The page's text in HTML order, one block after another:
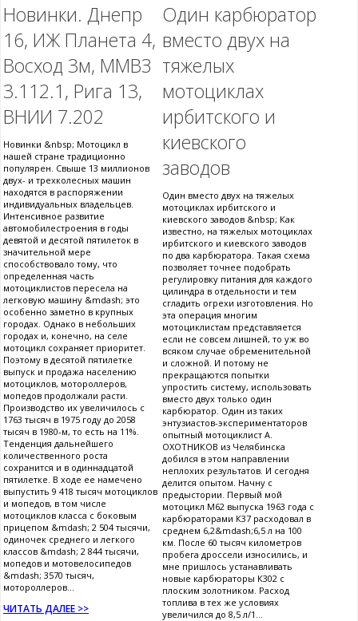
Новинки. Днепр
16, ИЖ Планета 4,
Восход 3м, ММВЗ
3.112.1, Рига 13,
ВНИИ 7.202
Новинки &nbsp; Мотоцикл в
нашей стране традиционно
популярен. Свыше 13 миллионов
двух- и трехколесных машин
находятся в распоряжении
индивидуальных владельцев.
Интенсивное развитие
автомобилестроения в годы
девятой и десятой пятилеток в
значительной мере
способствовало тому, что
определенная часть
мотоциклистов пересела на
легковую машину &mdash; это
особенно заметно в крупных
городах. Однако в небольших
городах и, конечно, на селе
мотоцикл сохраняет приоритет.
Поэтому в десятой пятилетке
выпуск и продажа населению
мотоциклов, мотороллеров,
мопедов продолжали расти.
Производство их увеличилось с
1763 тысяч в 1975 году до 2058
тысяч в 1980-м, то есть на 11%.
Тенденция дальнейшего
количественного роста
сохранится и в одиннадцатой
пятилетке. В ходе ее намечено
выпустить 9 418 тысяч мотоциклов
и мопедов, в том числе
мотоциклов класса с боковым
прицепом &mdash; 2 504 тысячи,
одиночек среднего и легкого
классов &mdash; 2 844 тысячи,
мопедов и мотовелосипедов
&mdash; 3570 тысяч,
мотороллеров...
ЧИТАТЬ ДАЛЕЕ >>
Один карбюратор
вместо двух на
тяжелых
мотоциклах
ирбитского и
киевского
заводов
Один вместо двух на тяжелых
мотоциклах ирбитского и
киевского заводов &nbsp; Как
известно, на тяжелых мотоциклах
ирбитского и киевского заводов
по два карбюратора. Такая схема
позволяет точнее подобрать
регулировку питания для каждого
цилиндра в отдельности и тем
сгладить огрехи изготовления. Но
эта операция многим
мотоциклистам представляется
если не совсем лишней, то уж во
всяком случае обременительной
и сложной. И потому не
прекращаются попытки
упростить систему, использовать
вместо двух только один
карбюратор. Один из таких
энтузиастов-экспериментаторов
опытный мотоциклист А.
ОХОТНИКОВ из Челябинска
добился в этом направлении
неплохих результатов. И сегодня
делится опытом. Начну с
предыстории. Первый мой
мотоцикл М62 выпуска 1963 года с
карбюраторами К37 расходовал в
среднем 6,2&mdash;6,5 л на 100
км. После 60 тысяч километров
пробега дроссели износились, и
мне пришлось устанавливать
новые карбюраторы К302 с
плоским золотником. Расход
топлива в тех же условиях
увеличился до 8,5 л/1...